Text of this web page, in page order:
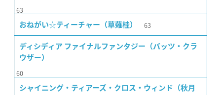
63
おねがい☆ティーチャー（草薙桂） 63
ディシディア ファイナルファンタジー（バッツ・クラ
ウザー）
60
シャイニング・ティアーズ・クロス・ウィンド（秋月